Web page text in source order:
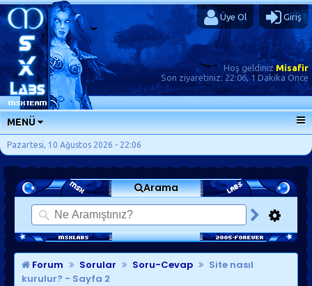
Üye Ol Giriş
Hoş geldinizMisafir
Son ziyaretiniz: 22:06, 1 Dakika Önce
MENÜ
ANA SAYFA
FORUMLAR
SORU-CEVAP
GÜNLÜKLER
SON MESAJLAR
KISAYOLLAR
Pazartesi, 10 Ağustos 2026 - 22:06
Arama
Forum Sorular Soru-Cevap
Site nasıl
kurulur? - Sayfa 2